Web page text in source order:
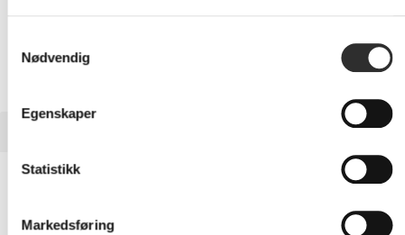
Nødvendig
Egenskaper
Statistikk
Markedsføring
HP Flex IO V3 Card - USB-C 3.1 Gen2-